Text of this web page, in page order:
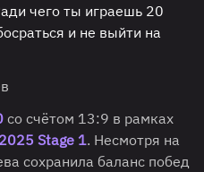
чего ты играешь 20
и не выйти на
со счётом 13:9 в рамках
Stage 1. Несмотря на
сохранила баланс побед